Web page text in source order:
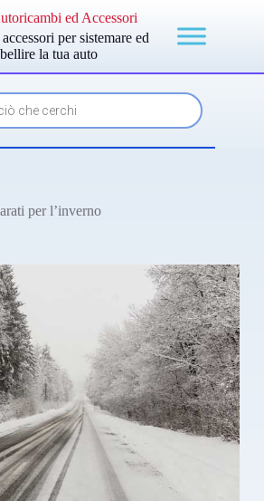
ed Accessori
per sistemare ed
la tua auto
per l’inverno